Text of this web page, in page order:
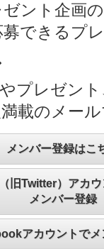
ント企画
募できるプ
プレゼン
載のメー
メンバー登録はこ
旧Twitter）アカウ
メンバー登録
アカウントでメ